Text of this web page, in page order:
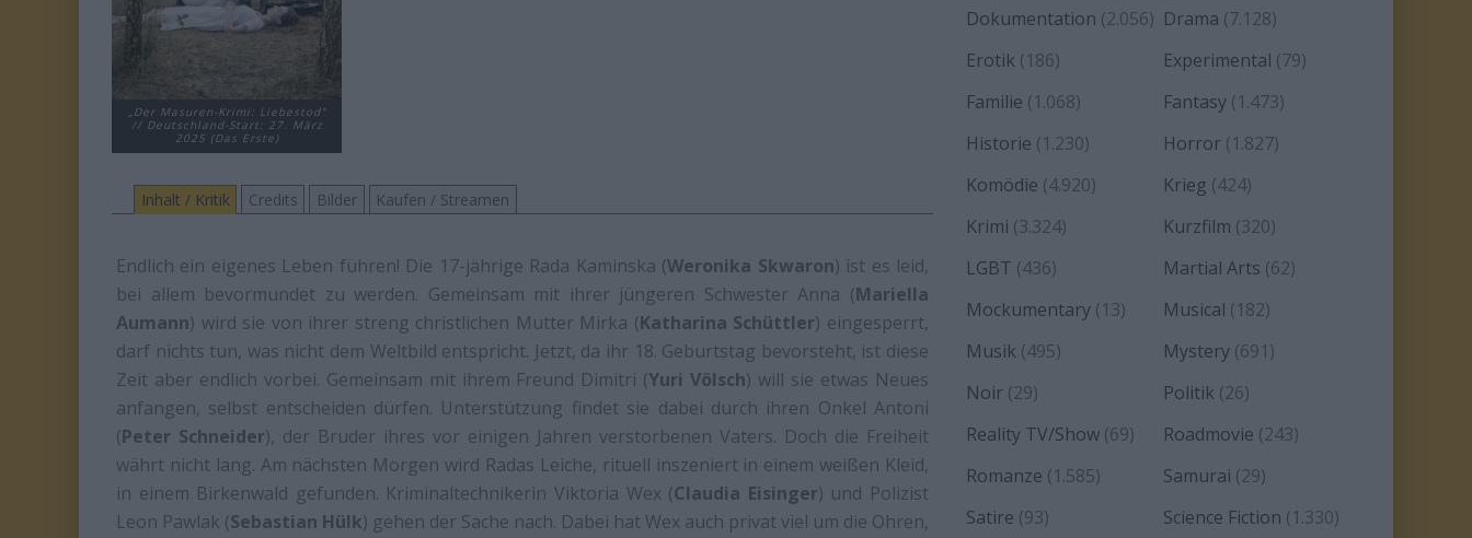
„Der Masuren-Krimi: Liebestod“
// Deutschland-Start: 27. März
2025 (Das Erste)
Inhalt / Kritik Credits Bilder Kaufen / Streamen
Endlich ein eigenes Leben führen! Die 17-jährige Rada Kaminska (Weronika Skwaron) ist es leid,
bei allem bevormundet zu werden. Gemeinsam mit ihrer jüngeren Schwester Anna (Mariella
Aumann) wird sie von ihrer streng christlichen Mutter Mirka (Katharina Schüttler) eingesperrt,
darf nichts tun, was nicht dem Weltbild entspricht. Jetzt, da ihr 18. Geburtstag bevorsteht, ist diese
Zeit aber endlich vorbei. Gemeinsam mit ihrem Freund Dimitri (Yuri Völsch) will sie etwas Neues
anfangen, selbst entscheiden dürfen. Unterstützung findet sie dabei durch ihren Onkel Antoni
(Peter Schneider), der Bruder ihres vor einigen Jahren verstorbenen Vaters. Doch die Freiheit
währt nicht lang. Am nächsten Morgen wird Radas Leiche, rituell inszeniert in einem weißen Kleid,
in einem Birkenwald gefunden. Kriminaltechnikerin Viktoria Wex (Claudia Eisinger) und Polizist
Leon Pawlak (Sebastian Hülk) gehen der Sache nach. Dabei hat Wex auch privat viel um die Ohren,
Dokumentation (2.056) Drama (7.128)
Erotik (186) Experimental (79)
Familie (1.068) Fantasy(1.473)
Historie (1.230) Horror(1.827)
Komödie (4.920) Krieg (424)
Krimi (3.324) Kurzfilm (320)
LGBT (436) Martial Arts (62)
Mockumentary (13) Musical (182)
Musik (495) Mystery(691)
Noir (29) Politik (26)
Reality TV/Show (69) Roadmovie (243)
Romanze (1.585) Samurai (29)
Satire (93) Science Fiction (1.330)